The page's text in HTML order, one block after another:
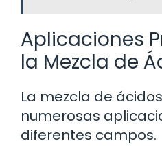
Aplicaciones
la Mezcla de
La mezcla de
numerosas
diferentes campos.